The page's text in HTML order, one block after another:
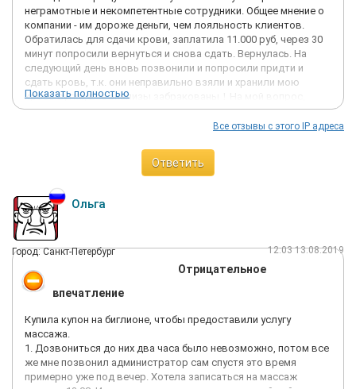
неграмотные и некомпетентные сотрудники. Общее мнение о
компании - им дороже деньги, чем лояльность клиентов.
Обратилась для сдачи крови, заплатила 11.000 руб, через 30
минут попросили вернуться и снова сдать. Вернулась. На
следующий день вновь позвонили и попросили придти и
сдать кровь, т.к. они неправильно взяли и хранили мою
кровь сутки, все анализы забракованы！На мой вопрос,
''Почему брали деньги и кровь, если не знали как брать？'',
ответ ''Мы сами только узнали,как брать и
нужно писать заявление и ожидать звонка. Спустя почти
месяц никто не позвонил, хотя я обзвонивала неоднократно
позвонить - ни одного звонка с извинениями. Пришла сама в
клинику, чтобы решили вопрос с возвратом - мне сказали,
''Зачем вам звонить, если вы сами пришли, и зачем
извиняться, если вы так настроены''.Впервые сталкиваюсь с
такой халатностью и безразличием к клиентам.
Показать полностью
Все отзывы с этого IP адреса
Ответить
Ольга
Город: Санкт-Петербург 12:03 13.08.2019
Отрицательное
впечатление
Купила купон на биглионе, чтобы предоставили услугу
массажа.
1. Дозвониться до них два часа было невозможно, потом все
же мне позвонил администратор сам спустя это время
примерно уже под вечер. Хотела записаться на массаж